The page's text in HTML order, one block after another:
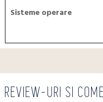
Sisteme operare
REVIEW-URI SI